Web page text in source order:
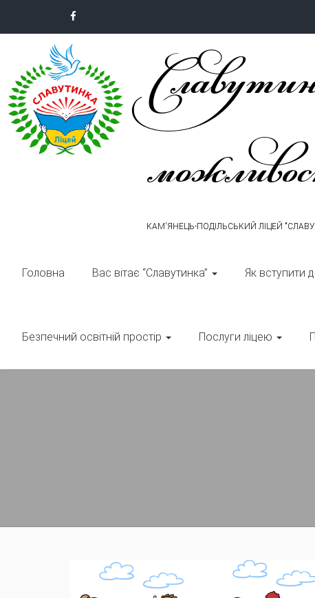
content
КАМ'ЯНЕЦЬ-ПОДІЛЬСЬКИЙ ЛІЦЕЙ
Головна Вас вітає “Славутинка” Як вступити
Безпечний освітній простір Послуги ліцею